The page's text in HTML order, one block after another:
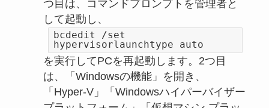
つ目は、コマンドプロンプトを管理者と
して起動し、
bcdedit /set
hypervisorlaunchtype auto
を実行してPCを再起動します。2つ目
は、「Windowsの機能」を開き、
「Hyper-V」「Windowsハイパーバイザー